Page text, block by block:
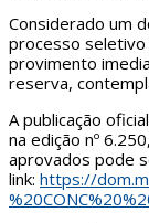
Considerado um
processo
provimento
reserva,
A publicação
na edição nº
aprovados pode
link: https://